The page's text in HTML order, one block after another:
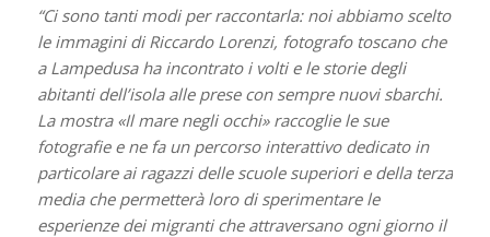
“Ci sono tanti modi per raccontarla: noi abbiamo scelto
le immagini di Riccardo Lorenzi, fotografo toscano che
a Lampedusa ha incontrato i volti e le storie degli
abitanti dell’isola alle prese con sempre nuovi sbarchi.
La mostra «Il mare negli occhi» raccoglie le sue
fotografie e ne fa un percorso interattivo dedicato in
particolare ai ragazzi delle scuole superiori e della terza
media che permetterà loro di sperimentare le
esperienze dei migranti che attraversano ogni giorno il